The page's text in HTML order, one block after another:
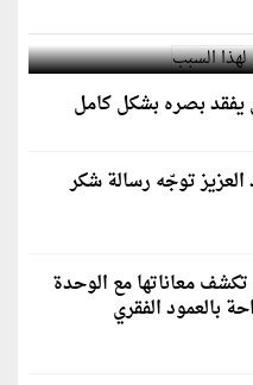
لهذا السبب
بصره بشكل كامل
توجّه رسالة شكر
معاناتها مع الوحدة
بالعمود الفقري